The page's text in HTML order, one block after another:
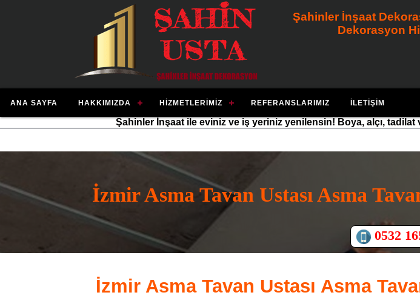
Şahinler İnşaat
Dekorasyon
ANA SAYFA HAKKIMIZDA HIZMETLERIMIZ REFERANSLARIMIZ İLETIŞIM
Şahinler İnşaat ile eviniz ve iş yeriniz yenilensin! Boya, alçı,
İzmir Asma Tavan Ustası Asma
0532
İzmir Asma Tavan Ustası Asma